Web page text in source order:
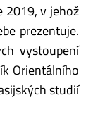
2019, v jehož
prezentuje.
vystoupení
Orientálního
studií